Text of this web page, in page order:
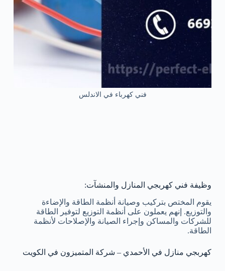
فني كهرباء في الاندلس
وظيفة فني كهربجي المنازل والمنشآت:
يقوم المختص بتركيب وصيانة أنظمة الطاقة والإضاءة
والتوزيع. إنهم يعملون على أنظمة التوزيع لتوفير الطاقة
للشركات والمساكن وإجراء الصيانة والإصلاحات لأنظمة
الطاقة.
كهربجي منازل في الأحمدي – شركة المتميزون في الكويت